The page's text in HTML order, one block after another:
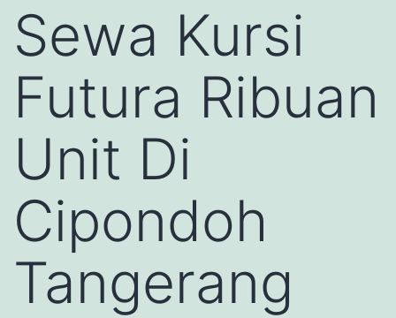
Sewa Kursi
Futura Ribuan
Unit Di
Cipondoh
Tangerang